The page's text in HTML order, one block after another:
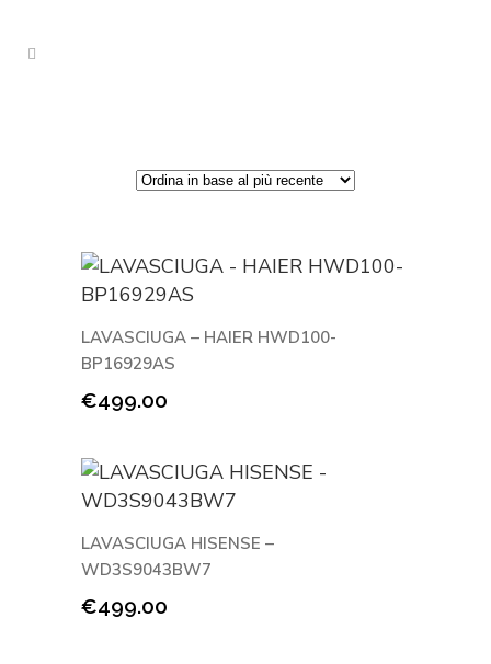
LAVASCIUGA – HAIER HWD100-
BP16929AS
€499.00
LAVASCIUGA HISENSE –
WD3S9043BW7
€499.00